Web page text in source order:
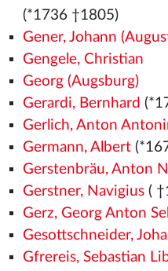
(*1736 †1805)
Gener, Johann
Gengele, Christian
Georg (Augsburg)
Gerardi, Bernhard
Gerlich, Anton
Germann, Albert
Gerstenbräu, Anton
Gerstner, Navigius(
Gerz, Georg Anton
Gesottschneider,
Gfrereis, Sebastian